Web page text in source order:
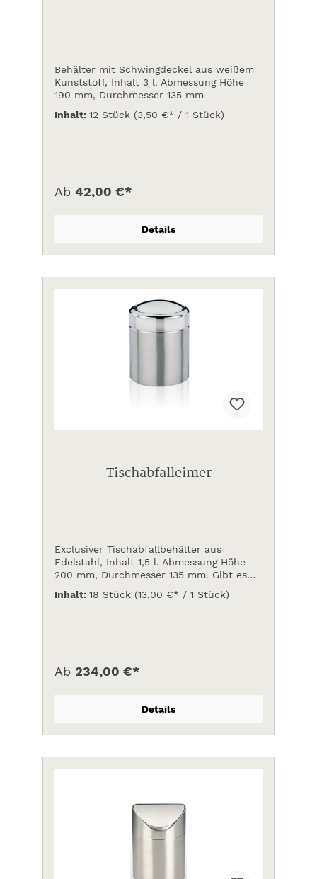
Behälter mit Schwingdeckel aus weißem
Kunststoff, Inhalt 3 l. Abmessung Höhe
190 mm, Durchmesser 135 mm
Inhalt: 12 Stück (3,50 €* / 1 Stück)
Ab 42,00 €*
Details
Tischabfalleimer
Exclusiver Tischabfallbehälter aus
Edelstahl, Inhalt 1,5 l. Abmessung Höhe
200 mm, Durchmesser 135 mm. Gibt es
Inhalt: 18 Stück (13,00 €* / 1 Stück)
Ab 234,00 €*
Details